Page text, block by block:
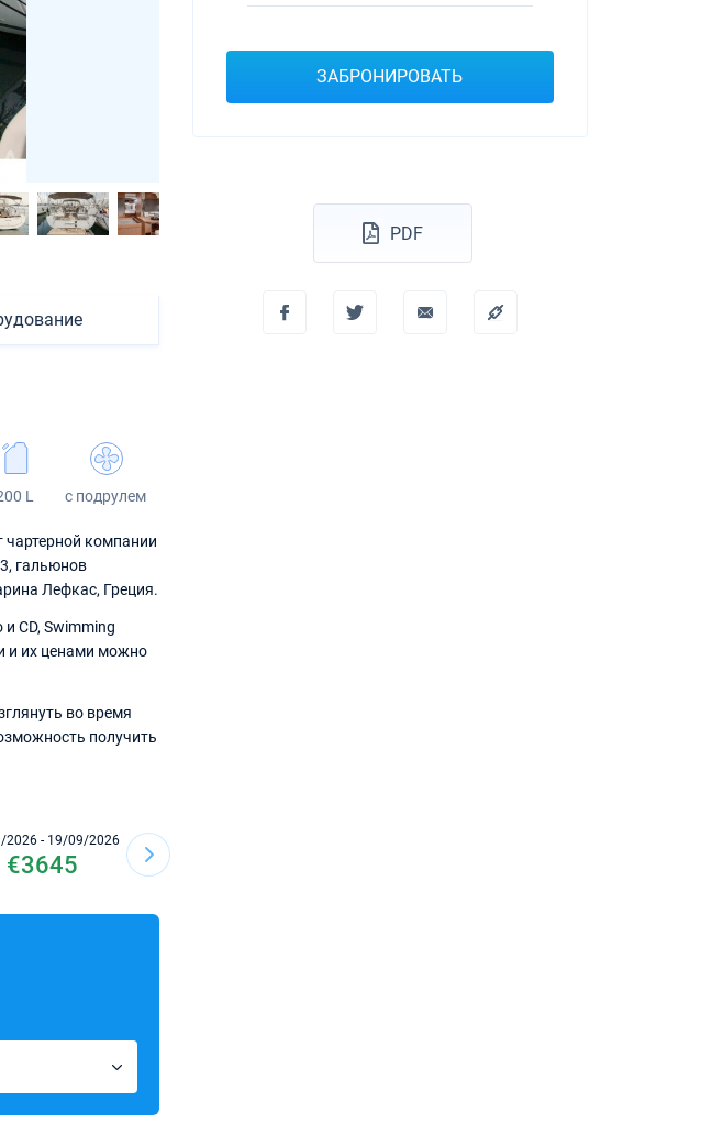
L с подрулем
чартерной компании
гальюнов
Лефкас, Греция.
CD, Swimming
и их ценами можно
во время
получить
2026 - 19/09/2026
€3645
19/09/2026 - 26/09/2026
ЗАБРОНИРОВАТЬ
PDF